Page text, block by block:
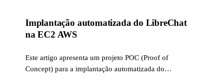
Implantação automatizada do LibreChat
na EC2 AWS
Este artigo apresenta um projeto POC (Proof of
Concept) para a implantação automatizada do